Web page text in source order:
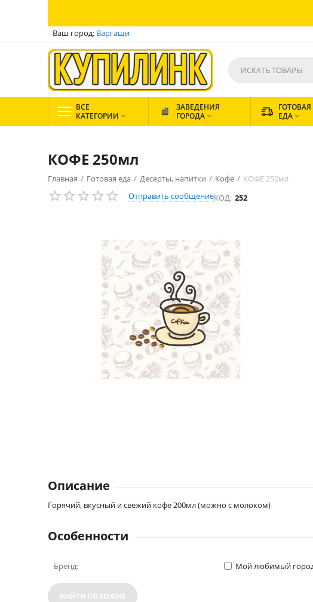
Ваш город: Варгаши
ВСЕ
КАТЕГОРИИ 
ЗАВЕДЕНИЯ
ГОРОДА 
ГОТОВАЯ
ЕДА 
КОФЕ 250мл
Главная / Готовая еда / Десерты, напитки / Кофе / КОФЕ 250мл
Отправить сообщениеКОД: 252
Описание
Горячий, вкусный и свежий кофе 200мл (можно с молоком)
Особенности
Бренд: Мой любимый
НАЙТИ ПОХОЖИЕ